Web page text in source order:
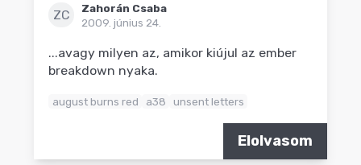
ZC
Zahorán Csaba
2009. június 24.
...avagy milyen az, amikor kiújul az ember
breakdown nyaka.
august burns red a38 unsent letters
Elolvasom